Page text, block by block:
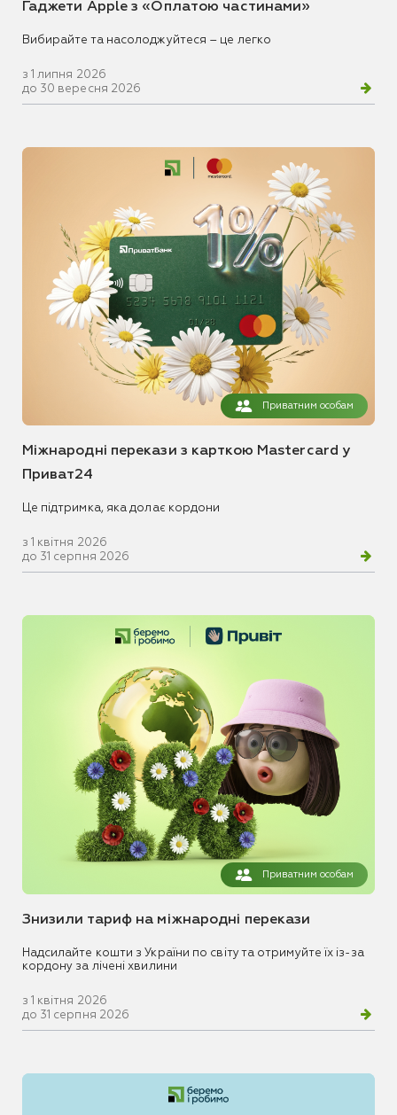
Гаджети Apple з «Оплатою частинами»
Вибирайте та насолоджуйтеся – це легко
з 1 липня 2026
до 30 вересня 2026
Приватним особам
Міжнародні перекази з карткою Mastercard у
Приват24
Це підтримка, яка долає кордони
з 1 квітня 2026
до 31 серпня 2026
Приватним особам
Знизили тариф на міжнародні перекази
Надсилайте кошти з України по світу та отримуйте їх із-за
кордону за лічені хвилини
з 1 квітня 2026
до 31 серпня 2026